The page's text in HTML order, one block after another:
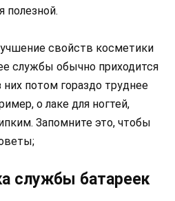
полезной.
свойств косметики
службы обычно приходится
потом гораздо труднее
о лаке для ногтей,
Запомните это, чтобы
службы батареек